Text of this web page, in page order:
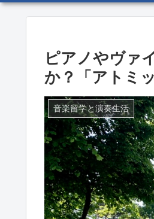
ピアノやヴァ
か？「アトミ
音楽留学と演奏生活